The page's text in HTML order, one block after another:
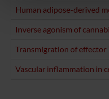
pubblicità e social media,
raccolto dal tuo utilizzo dei
Human adipose-derived
Inverse agonism of
Transmigration of effector
Vascular inflammation in